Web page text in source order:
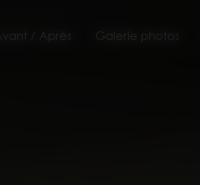
Avant / Après Galerie photos